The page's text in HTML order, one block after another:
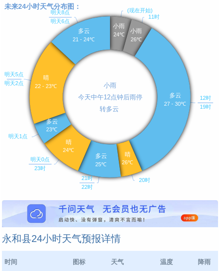
永和县24小时天气预报详情
时间 图标 天气 温度 降雨